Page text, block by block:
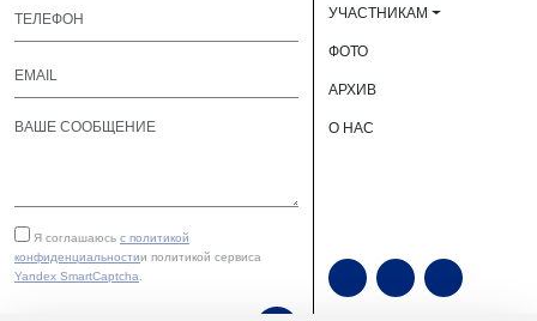
Я соглашаюсь с политикой
конфиденциальностии политикой сервиса
Yandex SmartCaptcha
УЧАСТНИКАМ
ФОТО
АРХИВ
О НАС